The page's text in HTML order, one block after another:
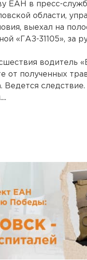
ЕАН в пресс-
области,
выехал на
«ГАЗ-31105», за
водитель
от полученных
Ведется